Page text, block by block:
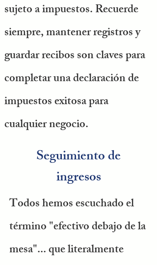
sujeto a impuestos. Recuerde
siempre, mantener registros y
guardar recibos son claves para
completar una declaración de
impuestos exitosa para
cualquier negocio.
Seguimiento de
ingresos
Todos hemos escuchado el
término "efectivo debajo de la
mesa"... que literalmente